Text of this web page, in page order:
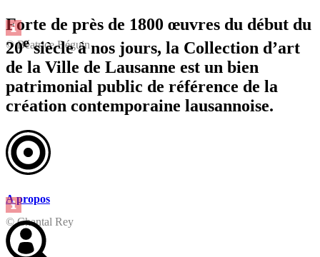
© Béatrice Béguin
© Chantal Rey
Forte de près de 1800 œuvres du début du
20esiècle à nos jours, la Collection d’art
de la Ville de Lausanne est un bien
patrimonial public de référence de la
création contemporaine lausannoise.
A propos